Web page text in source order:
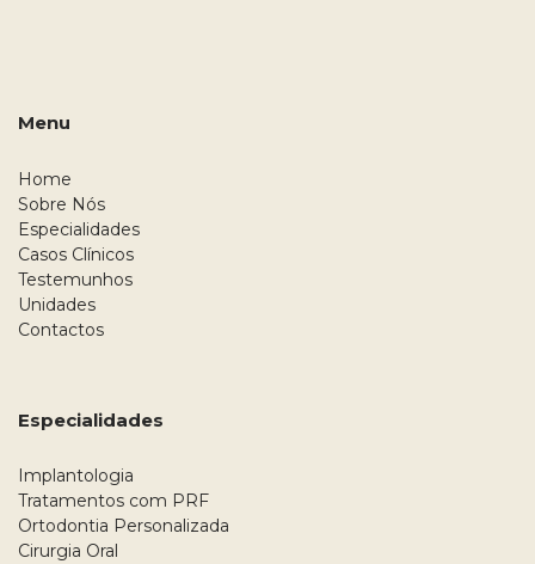
Menu
Home
Sobre Nós
Especialidades
Casos Clínicos
Testemunhos
Unidades
Contactos
Especialidades
Implantologia
Tratamentos com PRF
Ortodontia Personalizada
Cirurgia Oral